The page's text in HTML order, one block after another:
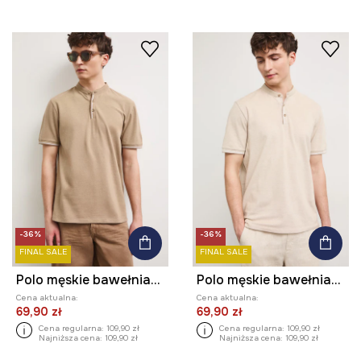
-36%
FINAL SALE
Polo męskie bawełniane z elastanem
Cena aktualna:
69,90 zł
Cena regularna: 109,90 zł
Najniższa cena: 109,90 zł
-36%
FINAL SALE
Polo męskie bawełniane z elastanem
Cena aktualna:
69,90 zł
Cena regularna: 109,90 zł
Najniższa cena: 109,90 zł